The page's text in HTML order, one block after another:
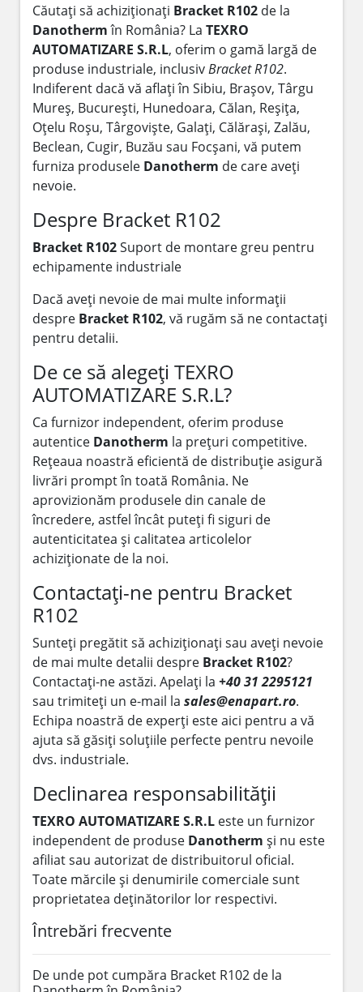
Căutați să achiziționați Bracket R102 de la
Danothermîn România? La TEXRO
AUTOMATIZARE S.R.L, oferim o gamă largă de
produse industriale, inclusivBracket R102.
Indiferent dacă vă aflați în Sibiu, Brașov, Târgu
Mureș, București, Hunedoara, Călan, Reșița,
Oțelu Roșu, Târgoviște, Galați, Călărași, Zalău,
Beclean, Cugir, Buzău sau Focșani, vă putem
furniza produsele Danotherm de care aveți
nevoie.
Despre Bracket R102
Bracket R102Suport de montare greu pentru
echipamente industriale
Dacă aveți nevoie de mai multe informații
despre Bracket R102, vă rugăm să ne contactați
pentru detalii.
De ce să alegeți TEXRO
AUTOMATIZARE S.R.L?
Ca furnizor independent, oferim produse
autentice Danotherm la prețuri competitive.
Rețeaua noastră eficientă de distribuție asigură
livrări prompt în toată România. Ne
aprovizionăm produsele din canale de
încredere, astfel încât puteți fi siguri de
autenticitatea și calitatea articolelor
achiziționate de la noi.
Contactați-ne pentru Bracket
R102
Sunteți pregătit să achiziționați sau aveți nevoie
de mai multe detalii despre Bracket R102?
Contactați-ne astăzi. Apelați la +40 31 2295121
sau trimiteți un e-mail la sales@enapart.ro.
Echipa noastră de experți este aici pentru a vă
ajuta să găsiți soluțiile perfecte pentru nevoile
dvs. industriale.
Declinarea responsabilității
TEXRO AUTOMATIZARE S.R.L este un furnizor
independent de produse Danotherm și nu este
afiliat sau autorizat de distribuitorul oficial.
Toate mărcile și denumirile comerciale sunt
proprietatea deținătorilor lor respectivi.
Întrebări frecvente
De unde pot cumpăra Bracket R102 de la